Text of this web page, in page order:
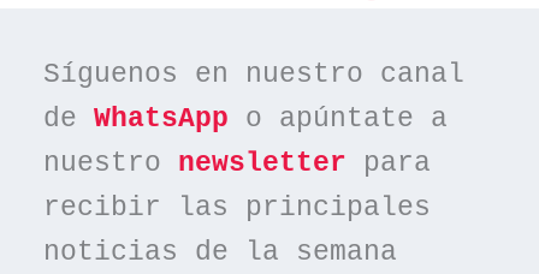
Síguenos en nuestro canal
de WhatsApp o apúntate a
nuestro newsletter para
recibir las principales
noticias de la semana